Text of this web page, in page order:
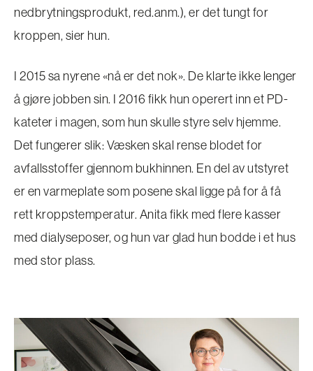
nedbrytningsprodukt, red.anm.), er det tungt for
kroppen, sier hun.
I 2015 sa nyrene «nå er det nok». De klarte ikke lenger
å gjøre jobben sin. I 2016 fikk hun operert inn et PD-
kateter i magen, som hun skulle styre selv hjemme.
Det fungerer slik: Væsken skal rense blodet for
avfallsstoffer gjennom bukhinnen. En del av utstyret
er en varmeplate som posene skal ligge på for å få
rett kroppstemperatur. Anita fikk med flere kasser
med dialyseposer, og hun var glad hun bodde i et hus
med stor plass.